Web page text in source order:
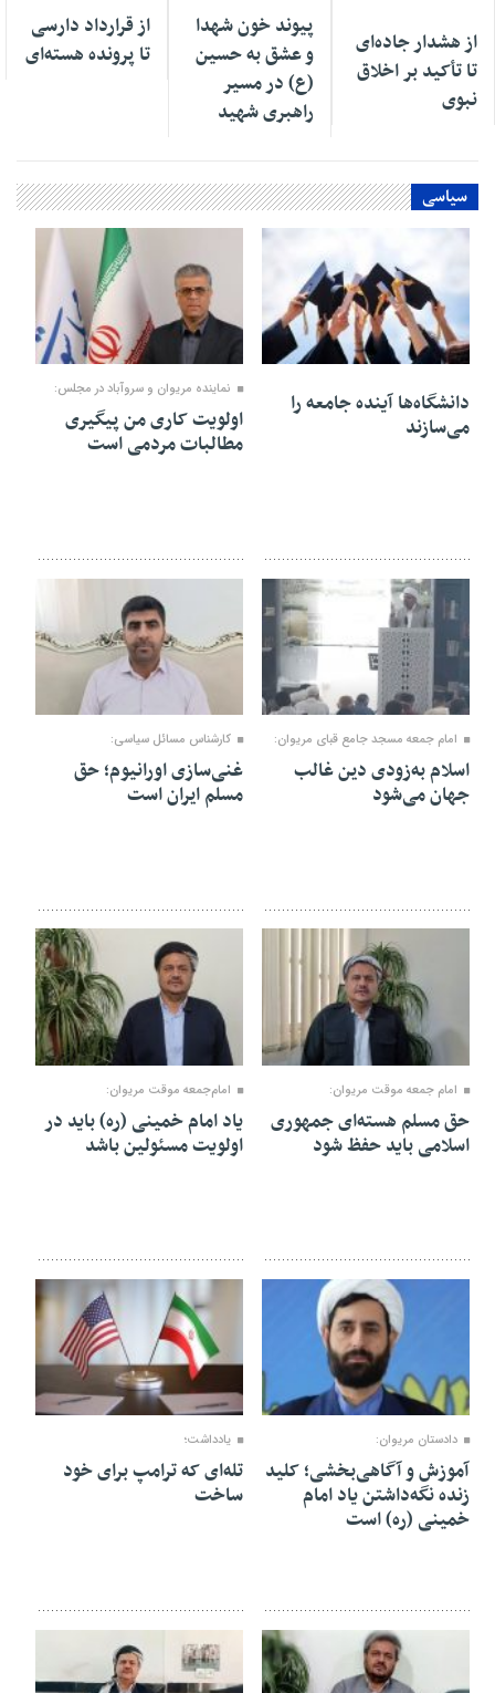
از هشدار جاده‌ای
تا تأکید بر اخلاق
نبوی
پیوند خون شهدا
و عشق به حسین
(ع) در مسیر
راهبری شهید
از قرارداد دارسی
تا پرونده هسته‌ای
سیاسی
۱۷ آذر ۱۴۰۴
دانشگاه‌ها آینده جامعه را
می‌سازند
نماینده مریوان و سروآباد در مجلس:
اولویت کاری من پیگیری
مطالبات مردمی است
۱۴ آذر ۱۴۰۴
امام جمعه مسجد جامع قبای مریوان:
اسلام به‌زودی دین غالب
جهان می‌شود
کارشناس مسائل سیاسی:
غنی‌سازی اورانیوم؛ حق
مسلم ایران است
امام جمعه موقت مریوان:
حق مسلم هسته‌ای جمهوری
اسلامی باید حفظ شود
امام‌جمعه موقت مریوان:
یاد امام خمینی (ره) باید در
اولویت مسئولین باشد
۱۵ خرداد ۱۴۰۴
دادستان مریوان:
آموزش و آگاهی‌بخشی؛ کلید
زنده نگه‌داشتن یاد امام
خمینی (ره) است
۲۲ اردیبهشت ۱۴۰۴
یادداشت؛
تله‌ای‌ که ترامپ برای خود
ساخت